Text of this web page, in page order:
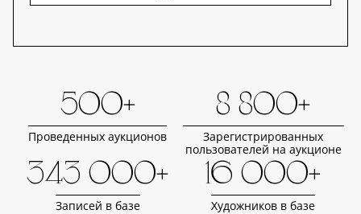
500+
Проведенных аукционов
8 800+
Зарегистрированных
пользователей на аукционе
343 000+
Записей в базе
16 000+
Художников в базе